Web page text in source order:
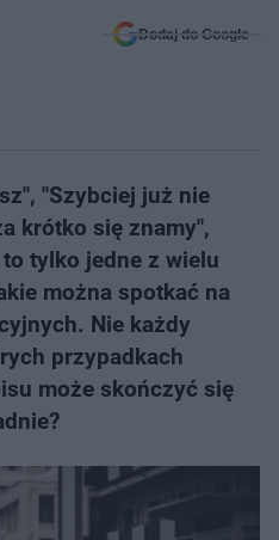
Dodaj do Google
"Szybciej już nie
krótko się znamy",
tylko jedne z wielu
można spotkać na
Nie każdy
przypadkach
może skończyć się